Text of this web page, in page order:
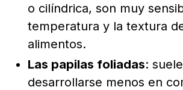
o cilíndrica, son muy
temperatura y la textura
alimentos.
Las papilas foliadas:
desarrollarse menos en